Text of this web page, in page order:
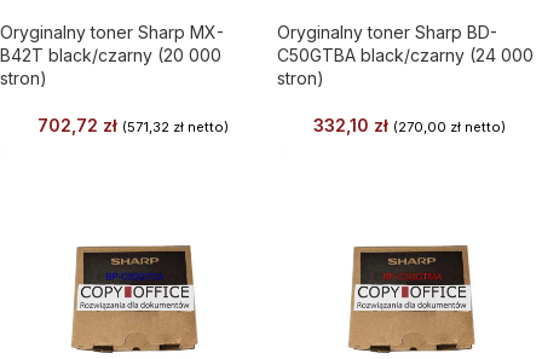
Oryginalny toner Sharp MX-
B42T black/czarny (20 000
stron)
702,72 zł (571,32 złnetto)
Oryginalny toner Sharp BD-
C50GTBA black/czarny (24 000
stron)
332,10 zł (270,00 zł netto)